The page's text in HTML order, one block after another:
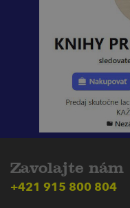
Zavolajte nám
+421 915 800 804